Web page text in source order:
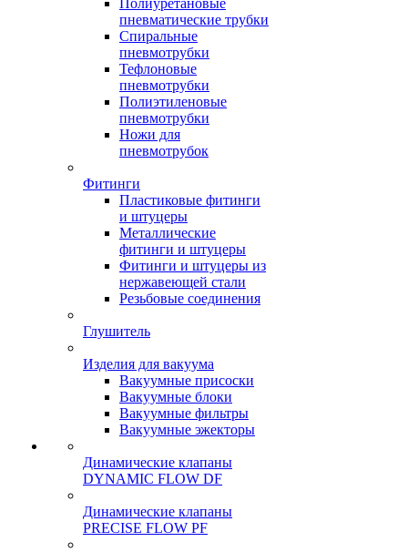
Полиуретановые
пневматические трубки
Спиральные
пневмотрубки
Тефлоновые
пневмотрубки
Полиэтиленовые
пневмотрубки
Ножи для
пневмотрубок
Фитинги
Пластиковые фитинги
и штуцеры
Металлические
фитинги и штуцеры
Фитинги и штуцеры из
нержавеющей стали
Резьбовые соединения
Глушитель
Изделия для вакуума
Вакуумные присоски
Вакуумные блоки
Вакуумные фильтры
Вакуумные эжекторы
Динамические клапаны
DYNAMIC FLOW DF
Динамические клапаны
PRECISE FLOW PF